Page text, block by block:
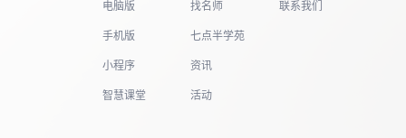
电脑版
手机版
小程序
智慧课堂
找名师
七点半学苑
资讯
活动
联系我们